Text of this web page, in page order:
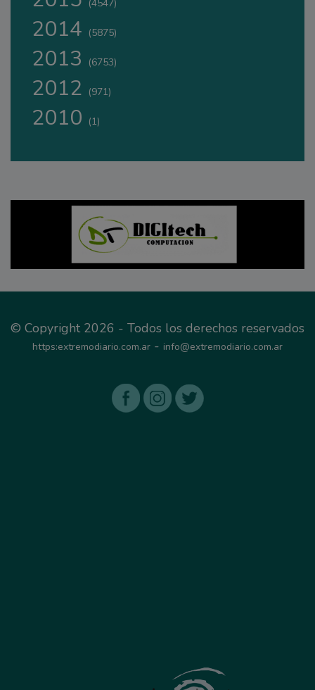
(4547)
2014 (5875)
2013 (6753)
2012 (971)
2010 (1)
© Copyright 2026 - Todos los derechos reservados
https:extremodiario.com.ar - info@extremodiario.com.ar